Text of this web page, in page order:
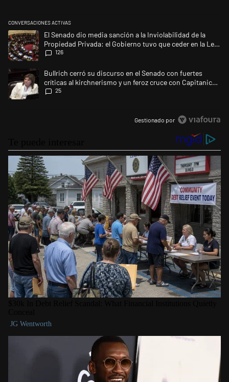
CONVERSACIONES ACTIVAS
Este listado muestra los artículos con más comentarios en los últimos
Un artículo de tendencia con el título "El Senado dio media sanción a
El Senado dio media sanción a la Inviolabilidad de la
Propiedad Privada: el Gobierno tuvo que ceder en la Ley
del Manejo del Fuego
126
Un artículo de tendencia con el título "Bullrich cerró su discurso en el
Bullrich cerró su discurso en el Senado con fuertes
críticas al kirchnerismo y un feroz cruce con Capitanich
al que le gritó “¡cállate!”
25
Gestionado por